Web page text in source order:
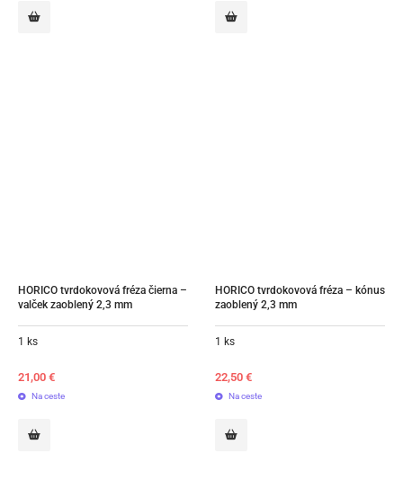
HORICO tvrdokovová fréza čierna –
valček zaoblený 2,3 mm
1 ks
21,00 €
Na ceste
HORICO tvrdokovová fréza – kónus
zaoblený 2,3 mm
1 ks
22,50 €
Na ceste